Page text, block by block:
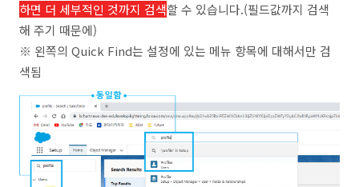
하면 더 세부적인 것까지 검색할 수 있습니다.(필드값까지 검색
해 주기 때문에)
※ 왼쪽의 Quick Find는 설정에 있는 메뉴 항목에 대해서만 검
색됨